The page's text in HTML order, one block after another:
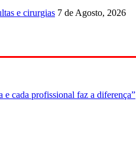
e cirurgias 7 de Agosto, 2026
e cada profissional faz a diferença”